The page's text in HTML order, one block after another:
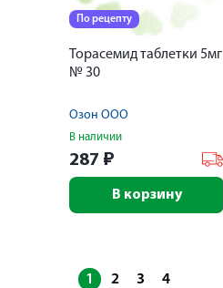
По рецепту
Торасемид таблетки 5мг
№ 30
Озон ООО
В наличии
287 ₽
В корзину
1 2 3 4